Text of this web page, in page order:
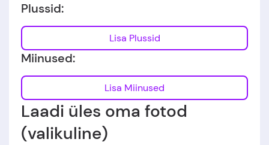
Plussid:
Lisa Plussid
Miinused:
Lisa Miinused
Laadi üles oma fotod
(valikuline)